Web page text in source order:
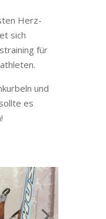
Herz-
sich
für
und
es